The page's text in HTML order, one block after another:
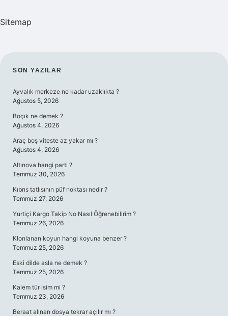
Sitemap
SIDEBAR
SON YAZILAR
Ayvalık merkeze ne kadar uzaklıkta ?
Ağustos 5, 2026
Boçık ne demek ?
Ağustos 4, 2026
Araç boş viteste az yakar mı ?
Ağustos 4, 2026
Altınova hangi parti ?
Temmuz 30, 2026
Kıbrıs tatlısının püf noktası nedir ?
Temmuz 27, 2026
Yurtiçi Kargo Takip No Nasıl Öğrenebilirim ?
Temmuz 26, 2026
Klonlanan koyun hangi koyuna benzer ?
Temmuz 25, 2026
Eski dilde asla ne demek ?
Temmuz 25, 2026
Kalem tür isim mi ?
Temmuz 23, 2026
Beraat alınan dosya tekrar açılır mı ?